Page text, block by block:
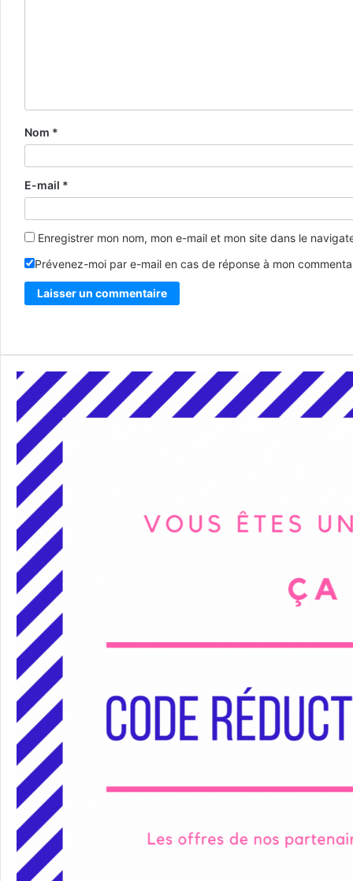
Nom *
E-mail *
Enregistrer mon nom, mon e-mail et mon site dans le
Prévenez-moi par e-mail en cas de réponse à mon